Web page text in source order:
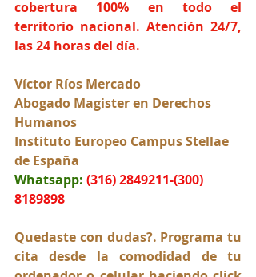
cobertura 100% en todo el
territorio nacional. Atención 24/7,
las 24 horas del día.
Víctor Ríos Mercado
Abogado Magister en Derechos
Humanos
Instituto Europeo Campus Stellae
de España
Whatsapp: (316) 2849211-(300)
8189898
Quedaste con dudas?. Programa tu
cita desde la comodidad de tu